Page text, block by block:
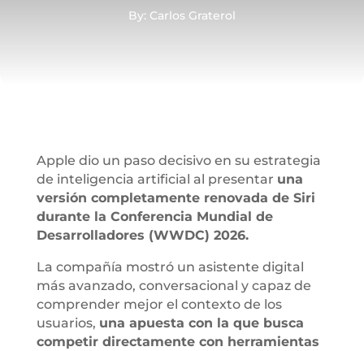
By: Carlos Graterol
Apple dio un paso decisivo en su estrategia
de inteligencia artificial al presentar una
versión completamente renovada de Siri
durante la Conferencia Mundial de
Desarrolladores (WWDC) 2026.
La compañía mostró un asistente digital
más avanzado, conversacional y capaz de
comprender mejor el contexto de los
usuarios, una apuesta con la que busca
competir directamente con herramientas